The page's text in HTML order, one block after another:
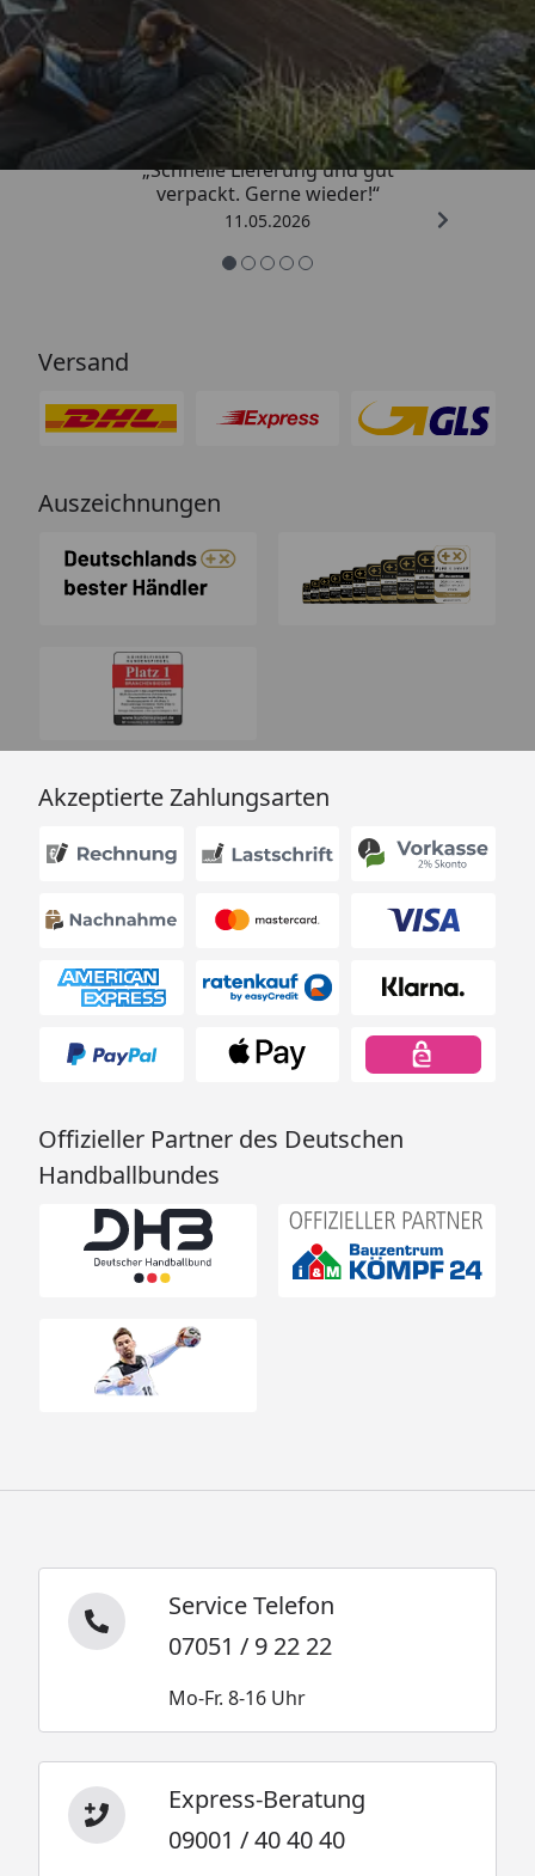
Trusted Shops
4,93/ 5
„Schnelle Lieferung und gut
verpackt. Gerne wieder!“
11.05.2026
Versand
Auszeichnungen
Akzeptierte Zahlungsarten
Offizieller Partner des Deutschen
Handballbundes
Service Telefon
07051 / 9 22 22
Mo-Fr. 8-16 Uhr
Express-Beratung
09001 / 40 40 40